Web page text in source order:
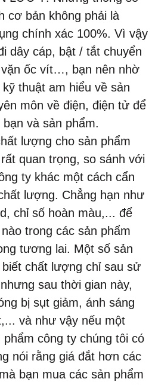
cơ bản không phải là
chính xác 100%. Vì vậy
dây cáp, bật / tắt chuyển
vặn ốc vít…, bạn nên nhờ
thuật am hiểu về sản
môn về điện, điện tử để
và sản phẩm.
lượng cho sản phẩm
rất quan trọng, so sánh với
ty khác một cách cẩn
lượng. Chẳng hạn như
chỉ số hoàn màu,... để
trong các sản phẩm
tương lai. Một số sản
chất lượng chỉ sau sử
sau thời gian này,
bị sụt giảm, ánh sáng
và như vậy nếu một
công ty chúng tôi có
nói rằng giá đắt hơn các
bạn mua các sản phẩm